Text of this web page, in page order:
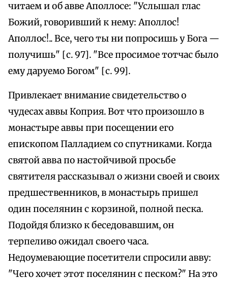
читаем и об авве Аполлосе: "Услышал глас
Божий, говоривший к нему: Аполлос!
Аполлос!.. Все, чего ты ни попросишь у Бога —
получишь" [с. 97]. "Все просимое тотчас было
ему даруемо Богом" [с. 99].
Привлекает внимание свидетельство о
чудесах аввы Коприя. Вот что произошло в
монастыре аввы при посещении его
епископом Палладием со спутниками. Когда
святой авва по настойчивой просьбе
святителя рассказывал о жизни своей и своих
предшественников, в монастырь пришел
один поселянин с корзиной, полной песка.
Подойдя близко к беседовавшим, он
терпеливо ожидал своего часа.
Недоумевающие посетители спросили авву:
"Чего хочет этот поселянин с песком?" На это